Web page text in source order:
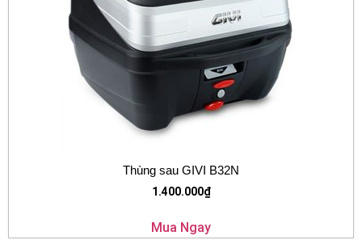
Thùng sau GIVI B32N
1.400.000₫
Mua Ngay